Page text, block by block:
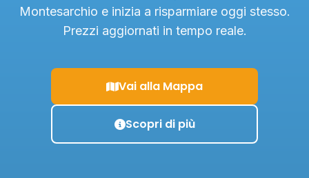
Montesarchio e inizia a risparmiare oggi stesso.
Prezzi aggiornati in tempo reale.
Vai alla Mappa
Scopri di più